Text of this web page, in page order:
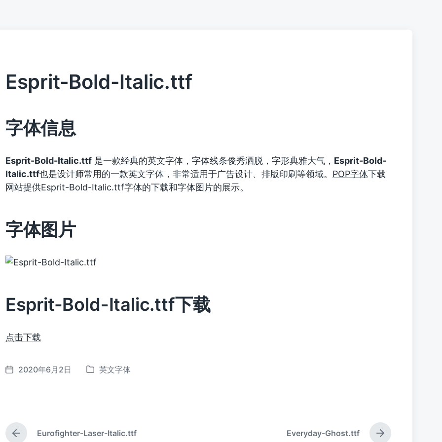
Esprit-Bold-Italic.ttf
字体信息
Esprit-Bold-Italic.ttf是一款经典的英文字体，字体线条俊秀洒脱，字形典雅大气， Esprit-Bold-
Italic.ttf也是设计师常用的一款英文字体，非常适用于广告设计、排版印刷等领域。 POP字体下载
网站提供Esprit-Bold-Italic.ttf字体的下载和字体图片的展示。
字体图片
Esprit-Bold-Italic.ttf下载
点击下载
发
2020年6月2日
发
英文字体
上
Eurofighter-Laser-Italic.ttf
下
Everyday-Ghost.ttf